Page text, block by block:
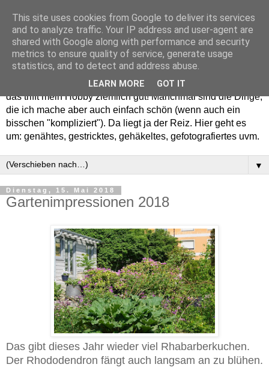
Willkommen in meinem "Wohnzimmer". Einfach und schön -
das trifft mein Hobby ziemlich gut! Manchmal sind die Dinge,
die ich mache aber auch einfach schön (wenn auch ein
bisschen "kompliziert"). Da liegt ja der Reiz. Hier geht es
um: genähtes, gestricktes, gehäkeltes, gefotografiertes uvm.
▼
Dienstag, 15. Mai 2018
Gartenimpressionen 2018
Das gibt dieses Jahr wieder viel Rhabarberkuchen.
Der Rhododendron fängt auch langsam an zu blühen.
This site uses cookies from Google to deliver its services
and to analyze traffic. Your IP address and user-agent are
shared with Google along with performance and security
metrics to ensure quality of service, generate usage
statistics, and to detect and address abuse.
LEARN MORE GOT IT